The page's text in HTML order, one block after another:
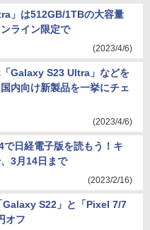
」は512GB/1TBの大容量
ライン限定で
(2023/4/6)
「Galaxy S23 Ultra」などを
内向け新製品を一挙にチェ
(2023/4/6)
で日経電子版を読もう！キ
3月14日まで
(2023/2/16)
Galaxy S22」と「Pixel 7/7
オフ